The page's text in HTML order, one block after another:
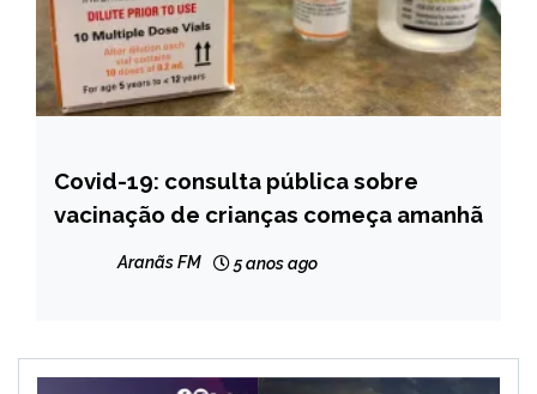
BRASIL
NOTÍCIAS
Covid-19: consulta pública sobre
vacinação de crianças começa amanhã
Aranãs FM 5 anos ago